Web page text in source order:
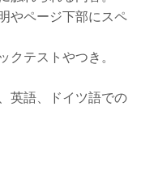
やページ下部にスペ
クテストやつき。
英語、ドイツ語での